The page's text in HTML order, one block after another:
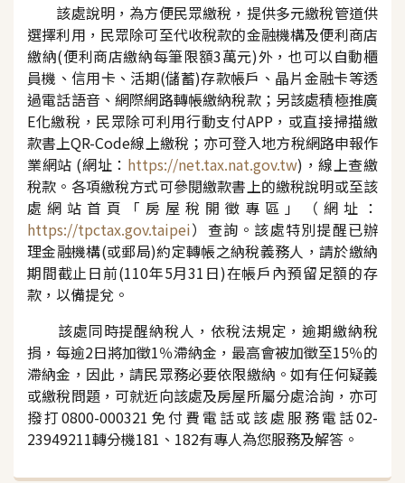
該處說明，為方便民眾繳稅，提供多元繳稅管道供
選擇利用，民眾除可至代收稅款的金融機構及便利商店
繳納(便利商店繳納每筆限額3萬元)外，也可以自動櫃
員機、信用卡、活期(儲蓄)存款帳戶、晶片金融卡等透
過電話語音、網際網路轉帳繳納稅款； 另該處積極推廣
E化繳稅， 民眾除可利用行動支付APP，或直接掃描繳
款書上QR-Code線上繳稅；亦可登入地方稅網路申報作
業網站 (網址： https://net.tax.nat.gov.tw) ，線上查繳
稅款。 各項繳稅方式可參閱繳款書上的繳稅說明或至該
處網站 首頁 「 房屋稅開徵專區 」（網址：
https://tpctax.gov.taipei） 查詢 。該處特別提醒已辦
理金融機構(或郵局)約定轉帳之納稅義務人，請於繳納
期間截止日前(110年5月31 日)在帳戶內預留足額的存
款，以備提兌。
該處同時提醒納稅人，依稅法規定，逾期繳納稅
捐 ，每逾2日將加徵1％滯納金，最高會被加徵至15％的
滯納金，因此，請民眾務必要依限繳納。如有任何疑義
或繳稅問題，可就近向該處及房屋所屬分處洽詢，亦可
撥打0800-000321 免付費電話或該處服務電話02-
23949211轉分機181 、 182有專人為您服務及解答。